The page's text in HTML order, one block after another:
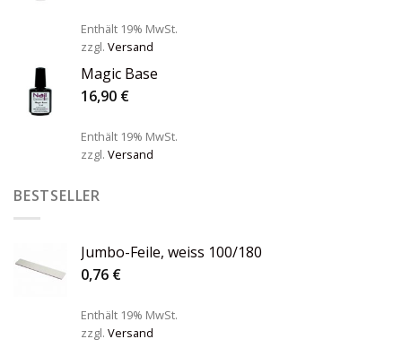
Enthält 19% MwSt.
zzgl. Versand
Magic Base
16,90 €
Enthält 19% MwSt.
zzgl. Versand
BESTSELLER
Jumbo-Feile, weiss 100/180
0,76 €
Enthält 19% MwSt.
zzgl. Versand